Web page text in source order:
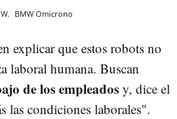
BMW Omicrono
explicar que estos robots no
laboral humana. Buscan
de los empleados y, dice el
las condiciones laborales".